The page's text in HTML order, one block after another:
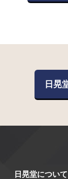
日晃
日晃堂について